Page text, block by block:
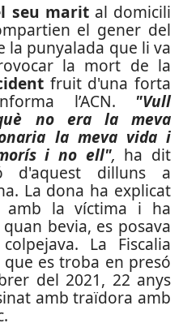
seu marit al domicili
el gener del
la punyalada que li va
la mort de la
fruit d'una forta
l’ACN. "Vull
no era la meva
la meva vida i
i no ell", ha dit
d'aquest dilluns a
La dona ha explicat
amb la víctima i ha
bevia, es posava
La Fiscalia
es troba en presó
del 2021, 22 anys
amb traïdora amb